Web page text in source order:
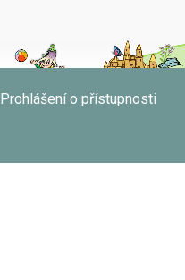
Prohlášení o přístupnosti